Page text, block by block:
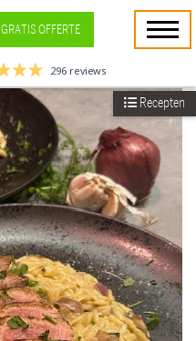
GRATIS OFFERTE
296 reviews
Recepten